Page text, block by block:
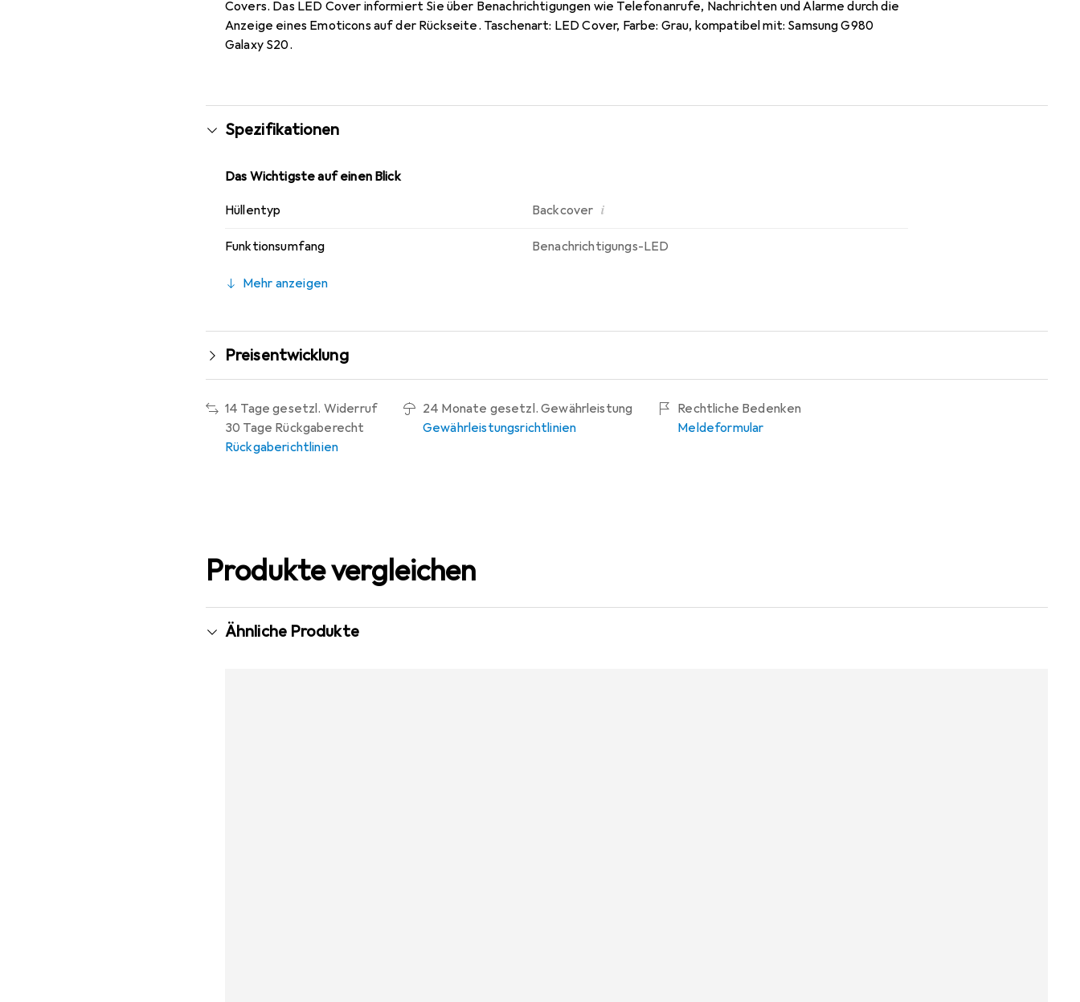
Covers. Das LED Cover informiert Sie über Benachrichtigungen wie Telefonanrufe, Nachrichten und Alarme durch die
Anzeige eines Emoticons auf der Rückseite. Taschenart: LED Cover, Farbe: Grau, kompatibel mit: Samsung G980
Galaxy S20.
Spezifikationen
Das Wichtigste auf einen Blick
Hüllentyp Backcover i
Funktionsumfang Benachrichtigungs-LED
Mehr anzeigen
Preisentwicklung
14 Tage gesetzl. Widerruf
30 Tage Rückgaberecht
Rückgaberichtlinien
24 Monate gesetzl. Gewährleistung
Gewährleistungsrichtlinien
Rechtliche Bedenken
Meldeformular
Produkte vergleichen
Ähnliche Produkte